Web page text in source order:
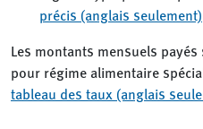
précis (anglais seulement)
Les montants mensuels
pour régime alimentaire
tableau des taux (anglais